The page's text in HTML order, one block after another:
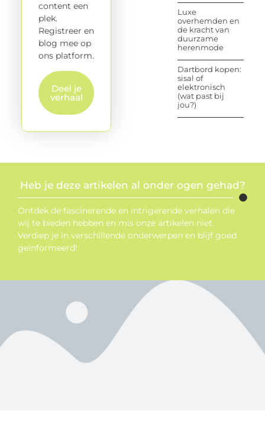
Luxe
overhemden en
de kracht van
duurzame
herenmode
Dartbord kopen:
sisal of
elektronisch
(wat past bij
jou?)
content een
plek.
Registreer en
blog mee op
ons platform.
Deel je
verhaal
Heb je deze artikelen al onder ogen gehad?
Ontdek de fascinerende en intrigerende verhalen die
wij te bieden hebben en mis onze artikelen niet.
Verdiep je in verschillende onderwerpen en blijf goed
geïnformeerd!